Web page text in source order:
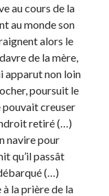
au cours de la
au monde son
alors le
de la mère,
apparut non loin
poursuit le
pouvait creuser
retiré (…)
navire pour
qu’il passât
(…)
à la prière de la